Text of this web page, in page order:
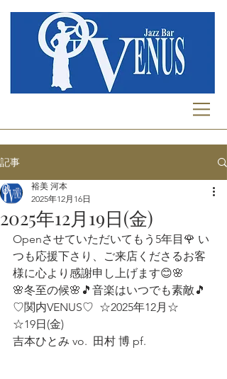
記事
2025年12月19日(金)
裕美 河本
2025年12月16日
Openさせていただいてもう5年目🌹 い
つも応援下さり、ご来店くださるお客
様に心より感謝申し上げます😊🌸
🌸冬至の候🌸🎵音楽はいつでも素敵🎵
♡関内VENUS♡  ☆2025年12月☆
☆19日(金)
吉本ひとみ vo.  田村 博 pf.